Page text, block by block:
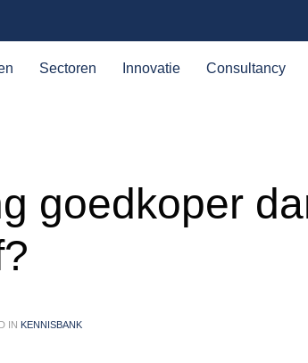
Sectoren Innovatie Consultancy
goedkoper
IN KENNISBANK